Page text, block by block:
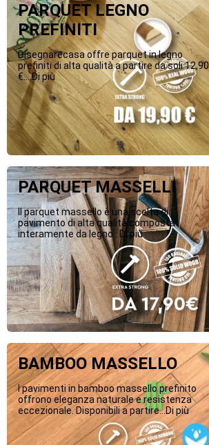
PARQUET LEGNO
PREFINITI
Disegnarecasa offre parquet in legno
prefiniti di alta qualità a partire da soli 12,90
€....Di più
PARQUET MASSELLI
Il parquet massello è una scelta di
pavimento di alta qualità composta
interamente da legno...Di più
BAMBOO MASSELLO
I pavimenti in bamboo massello prefinito
offrono eleganza naturale e resistenza
eccezionale. Disponibili a partire...Di più